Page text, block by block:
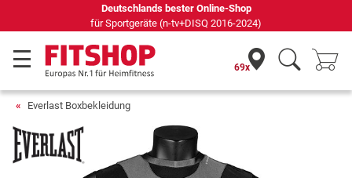
Deutschlands bester Online-Shop
für Sportgeräte (n-tv+DISQ 2016-2024)
69x
Everlast Boxbekleidung